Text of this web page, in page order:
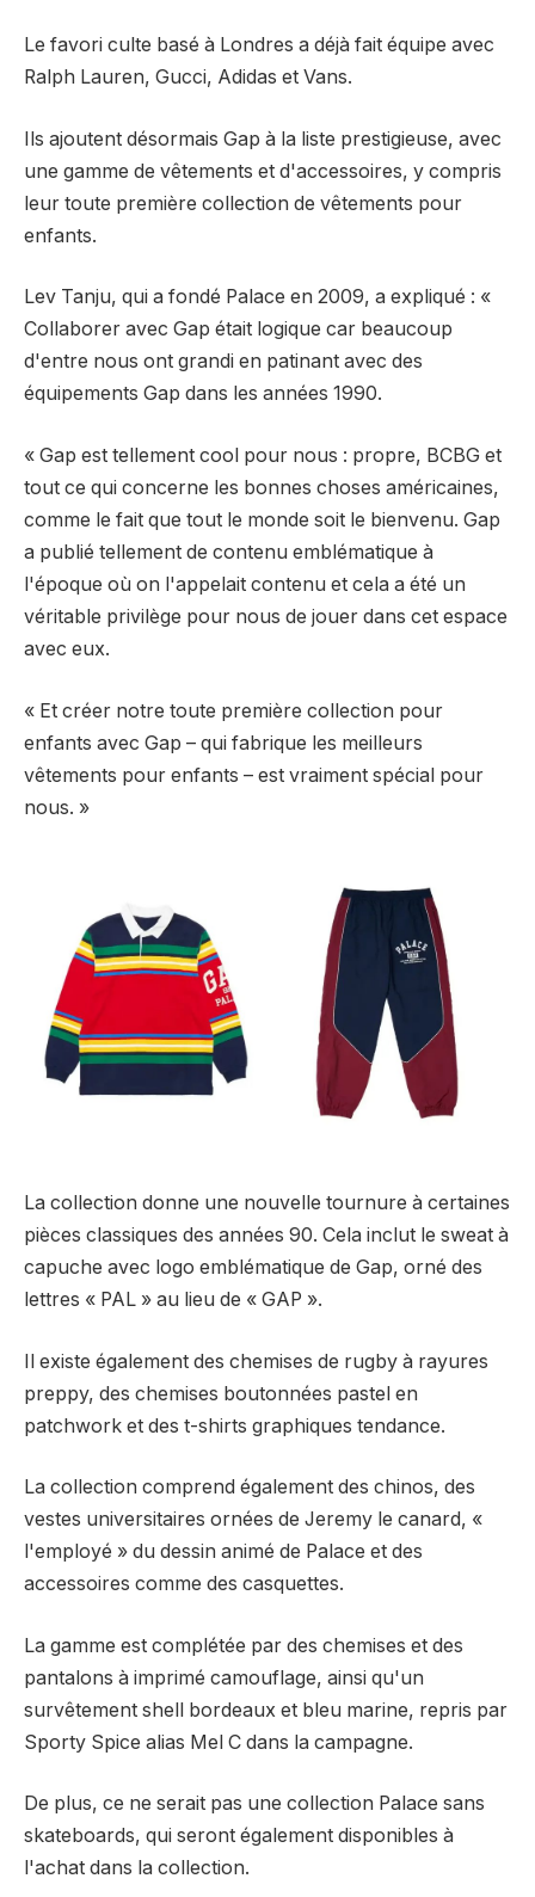
Le favori culte basé à Londres a déjà fait équipe avec
Ralph Lauren, Gucci, Adidas et Vans.
Ils ajoutent désormais Gap à la liste prestigieuse, avec
une gamme de vêtements et d'accessoires, y compris
leur toute première collection de vêtements pour
enfants.
Lev Tanju, qui a fondé Palace en 2009, a expliqué : «
Collaborer avec Gap était logique car beaucoup
d'entre nous ont grandi en patinant avec des
équipements Gap dans les années 1990.
« Gap est tellement cool pour nous : propre, BCBG et
tout ce qui concerne les bonnes choses américaines,
comme le fait que tout le monde soit le bienvenu. Gap
a publié tellement de contenu emblématique à
l'époque où on l'appelait contenu et cela a été un
véritable privilège pour nous de jouer dans cet espace
avec eux.
« Et créer notre toute première collection pour
enfants avec Gap – qui fabrique les meilleurs
vêtements pour enfants – est vraiment spécial pour
nous. »
La collection donne une nouvelle tournure à certaines
pièces classiques des années 90. Cela inclut le sweat à
capuche avec logo emblématique de Gap, orné des
lettres « PAL » au lieu de « GAP ».
Il existe également des chemises de rugby à rayures
preppy, des chemises boutonnées pastel en
patchwork et des t-shirts graphiques tendance.
La collection comprend également des chinos, des
vestes universitaires ornées de Jeremy le canard, «
l'employé » du dessin animé de Palace et des
accessoires comme des casquettes.
La gamme est complétée par des chemises et des
pantalons à imprimé camouflage, ainsi qu'un
survêtement shell bordeaux et bleu marine, repris par
Sporty Spice alias Mel C dans la campagne.
De plus, ce ne serait pas une collection Palace sans
skateboards, qui seront également disponibles à
l'achat dans la collection.